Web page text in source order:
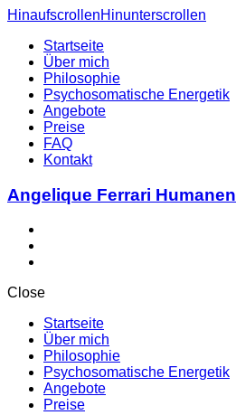
HinaufscrollenHinunterscrollen
Startseite
Über mich
Philosophie
Psychosomatische Energetik
Angebote
Preise
FAQ
Kontakt
Angelique Ferrari
Close
Startseite
Über mich
Philosophie
Psychosomatische Energetik
Angebote
Preise